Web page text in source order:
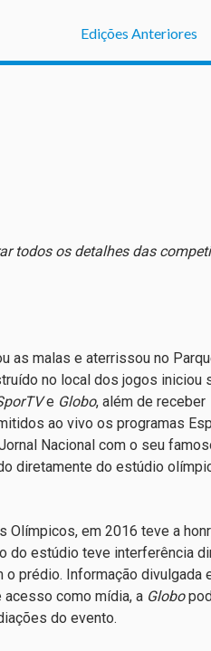
Edições Anteriores
todos os detalhes das
as malas e aterrissou no
no local dos jogos iniciou
e Globo, além de receber
ao vivo os programas
Nacional com o seu
diretamente do estúdio
em 2016 teve a
do estúdio teve interferência
prédio. Informação divulgada
acesso como mídia, a Globo
do evento.